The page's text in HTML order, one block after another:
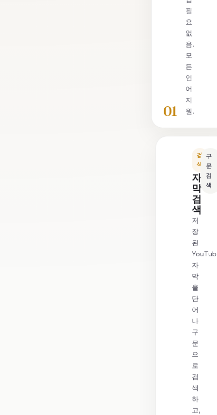
01
필
요
없
음.
모
든
언
어
지
원.
검
색
자
막
검
색
저
장
된
자
막
을
단
어
나
구
문
으
로
검
색
하
고,
구
문
검
색